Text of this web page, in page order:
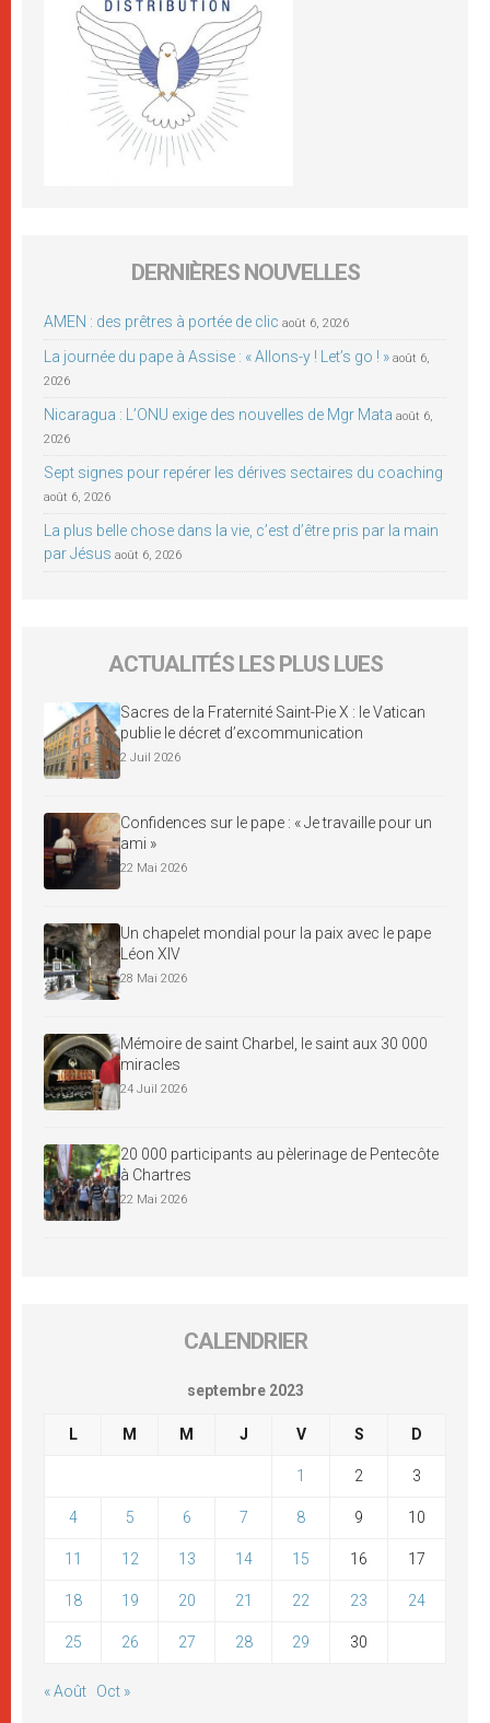
DERNIÈRES NOUVELLES
AMEN : des prêtres à portée de clic août 6, 2026
La journée du pape à Assise : « Allons-y ! Let’s go ! » août 6,
2026
Nicaragua : L’ONU exige des nouvelles de Mgr Mata août 6,
2026
Sept signes pour repérer les dérives sectaires du coaching
août 6, 2026
La plus belle chose dans la vie, c’est d’être pris par la main
par Jésus août 6, 2026
ACTUALITÉS LES PLUS LUES
Sacres de la Fraternité Saint-Pie X : le Vatican
publie le décret d’excommunication
2 Juil 2026
Confidences sur le pape : « Je travaille pour un
ami »
22 Mai 2026
Un chapelet mondial pour la paix avec le pape
Léon XIV
28 Mai 2026
Mémoire de saint Charbel, le saint aux 30 000
miracles
24 Juil 2026
20 000 participants au pèlerinage de Pentecôte
à Chartres
22 Mai 2026
CALENDRIER
septembre 2023
L M M J V S D
1 2 3
4 5 6 7 8 9 10
11 12 13 14 15 16 17
18 19 20 21 22 23 24
25 26 27 28 29 30
« Août Oct »